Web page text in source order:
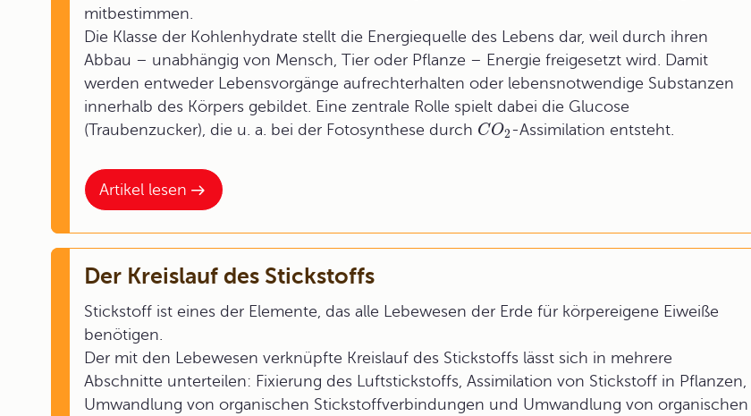
Artikel lesen
mitbestimmen.
Die Klasse der Kohlenhydrate stellt die Energiequelle des Lebens dar, weil durch ihren
Abbau – unabhängig von Mensch, Tier oder Pflanze – Energie freigesetzt wird. Damit
werden entweder Lebensvorgänge aufrechterhalten oder lebensnotwendige Substanzen
innerhalb des Körpers gebildet. Eine zentrale Rolle spielt dabei die Glucose
(Traubenzucker), die u. a. bei der Fotosynthese durch CO2-Assimilation entsteht.
Der Kreislauf des Stickstoffs
Stickstoff ist eines der Elemente, das alle Lebewesen der Erde für körpereigene Eiweiße
benötigen.
Der mit den Lebewesen verknüpfte Kreislauf des Stickstoffs lässt sich in mehrere
Abschnitte unterteilen: Fixierung des Luftstickstoffs, Assimilation von Stickstoff in Pflanzen,
Umwandlung von organischen Stickstoffverbindungen und Umwandlung von organischen